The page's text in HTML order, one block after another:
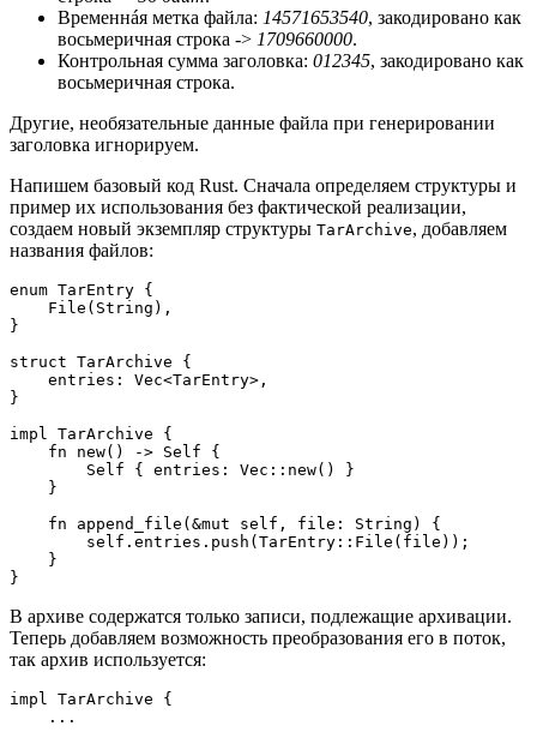
Временнáя метка файла: 14571653540, закодировано как
восьмеричная строка -> 1709660000.
Контрольная сумма заголовка: 012345, закодировано как
восьмеричная строка.
Другие, необязательные данные файла при генерировании
заголовка игнорируем.
Напишем базовый код Rust. Сначала определяем структуры и
пример их использования без фактической реализации,
создаем новый экземпляр структуры TarArchive, добавляем
названия файлов:
enum TarEntry {
    File(String),
}
struct TarArchive {
    entries: Vec<TarEntry>,
}
impl TarArchive {
    fn new() -> Self {
        Self { entries: Vec::new() }
    }
    fn append_file(&mut self, file: String) {
        self.entries.push(TarEntry::File(file));
    }
}
В архиве содержатся только записи, подлежащие архивации.
Теперь добавляем возможность преобразования его в поток,
так архив используется:
impl TarArchive {
    ...